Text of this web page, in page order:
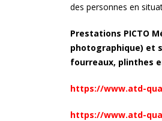
des personnes en
Prestations PICTO
photographique) et
fourreaux, plinthes
https://www.atd-
https://www.atd-